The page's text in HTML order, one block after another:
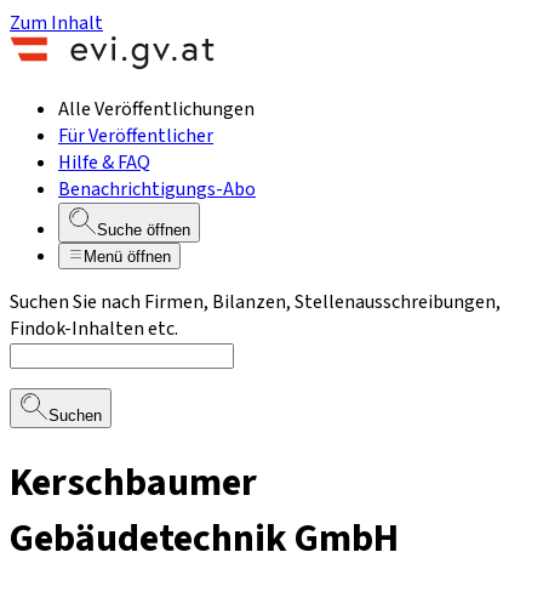
Zum Inhalt
Alle Veröffentlichungen
Für Veröffentlicher
Hilfe & FAQ
Benachrichtigungs-Abo
Suche öffnen
Menü öffnen
Suchen Sie nach Firmen, Bilanzen, Stellenausschreibungen,
Findok-Inhalten etc.
Suchen
Kerschbaumer
Gebäudetechnik GmbH